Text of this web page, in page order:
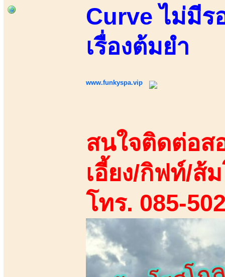
Curve ไม่มีร
เรื่องต้มยำ
www.funkyspa.vip
สนใจติดต่อส
เอี้ยง/กิฟท์/ส้
โทร. 085-